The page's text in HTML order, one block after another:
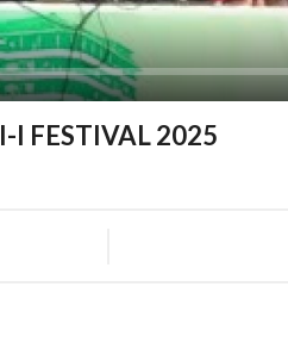
I FESTIVAL 2025